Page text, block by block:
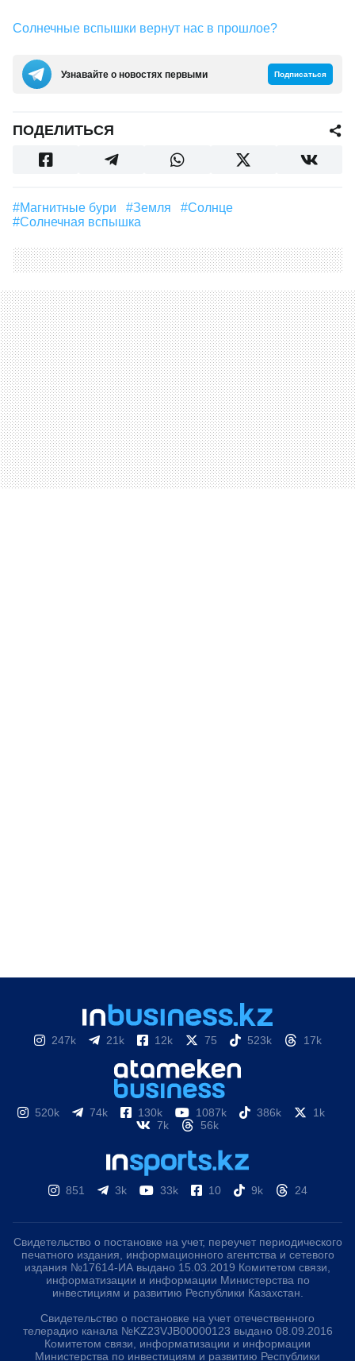
​Солнечные вспышки вернут нас в прошлое?
Узнавайте о новостях первыми Подписаться
ПОДЕЛИТЬСЯ
#магнитные бури #земля
#солнце
#солнечная вспышка
247k 21k 12k 75 523k 17k
520k 74k 130k 1087k 386k
1k
7k
56k
851 3k 33k 10 9k 24
Свидетельство о постановке на учет, переучет периодического
печатного издания, информационного агентства и сетевого
издания №17614-ИА выдано 15.03.2019 Комитетом связи,
информатизации и информации Министерства по
инвестициям и развитию Республики Казахстан.
Свидетельство о постановке на учет отечественного
телерадио канала №KZ23VJB00000123 выдано 08.09.2016
Комитетом связи, информатизации и информации
Министерства по инвестициям и развитию Республики